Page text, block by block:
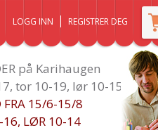
LOGG INN REGISTRER DEG
på Karihaugen
tor 10-19, lør 10-15
FRA 15/6-15/8
16, LØR 10-14